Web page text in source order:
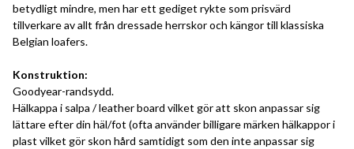
betydligt mindre, men har ett gediget rykte som prisvärd
tillverkare av allt från dressade herrskor och kängor till klassiska
Belgian loafers.
Konstruktion:
Goodyear-randsydd.
Hälkappa i salpa / leather board vilket gör att skon anpassar sig
lättare efter din häl/fot (ofta använder billigare märken hälkappor i
plast vilket gör skon hård samtidigt som den inte anpassar sig